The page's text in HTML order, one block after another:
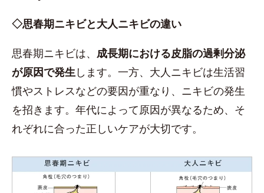
◇思春期ニキビと大人ニキビの違い
思春期ニキビは、 成長期における皮脂の過剰分泌
が原因で発生します。一方、大人ニキビは生活習
慣やストレスなどの要因が重なり、ニキビの発生
を招きます。年代によって原因が異なるため、そ
れぞれに合った正しいケアが大切です。